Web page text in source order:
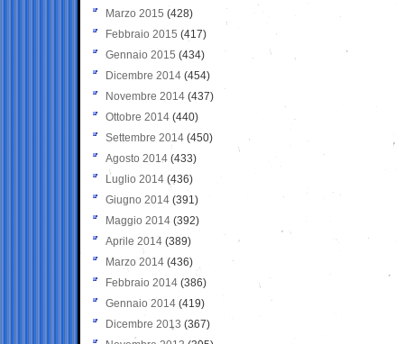
Marzo 2015 (428)
Febbraio 2015 (417)
Gennaio 2015 (434)
Dicembre 2014 (454)
Novembre 2014 (437)
Ottobre 2014 (440)
Settembre 2014 (450)
Agosto 2014 (433)
Luglio 2014 (436)
Giugno 2014 (391)
Maggio 2014 (392)
Aprile 2014 (389)
Marzo 2014 (436)
Febbraio 2014 (386)
Gennaio 2014 (419)
Dicembre 2013 (367)